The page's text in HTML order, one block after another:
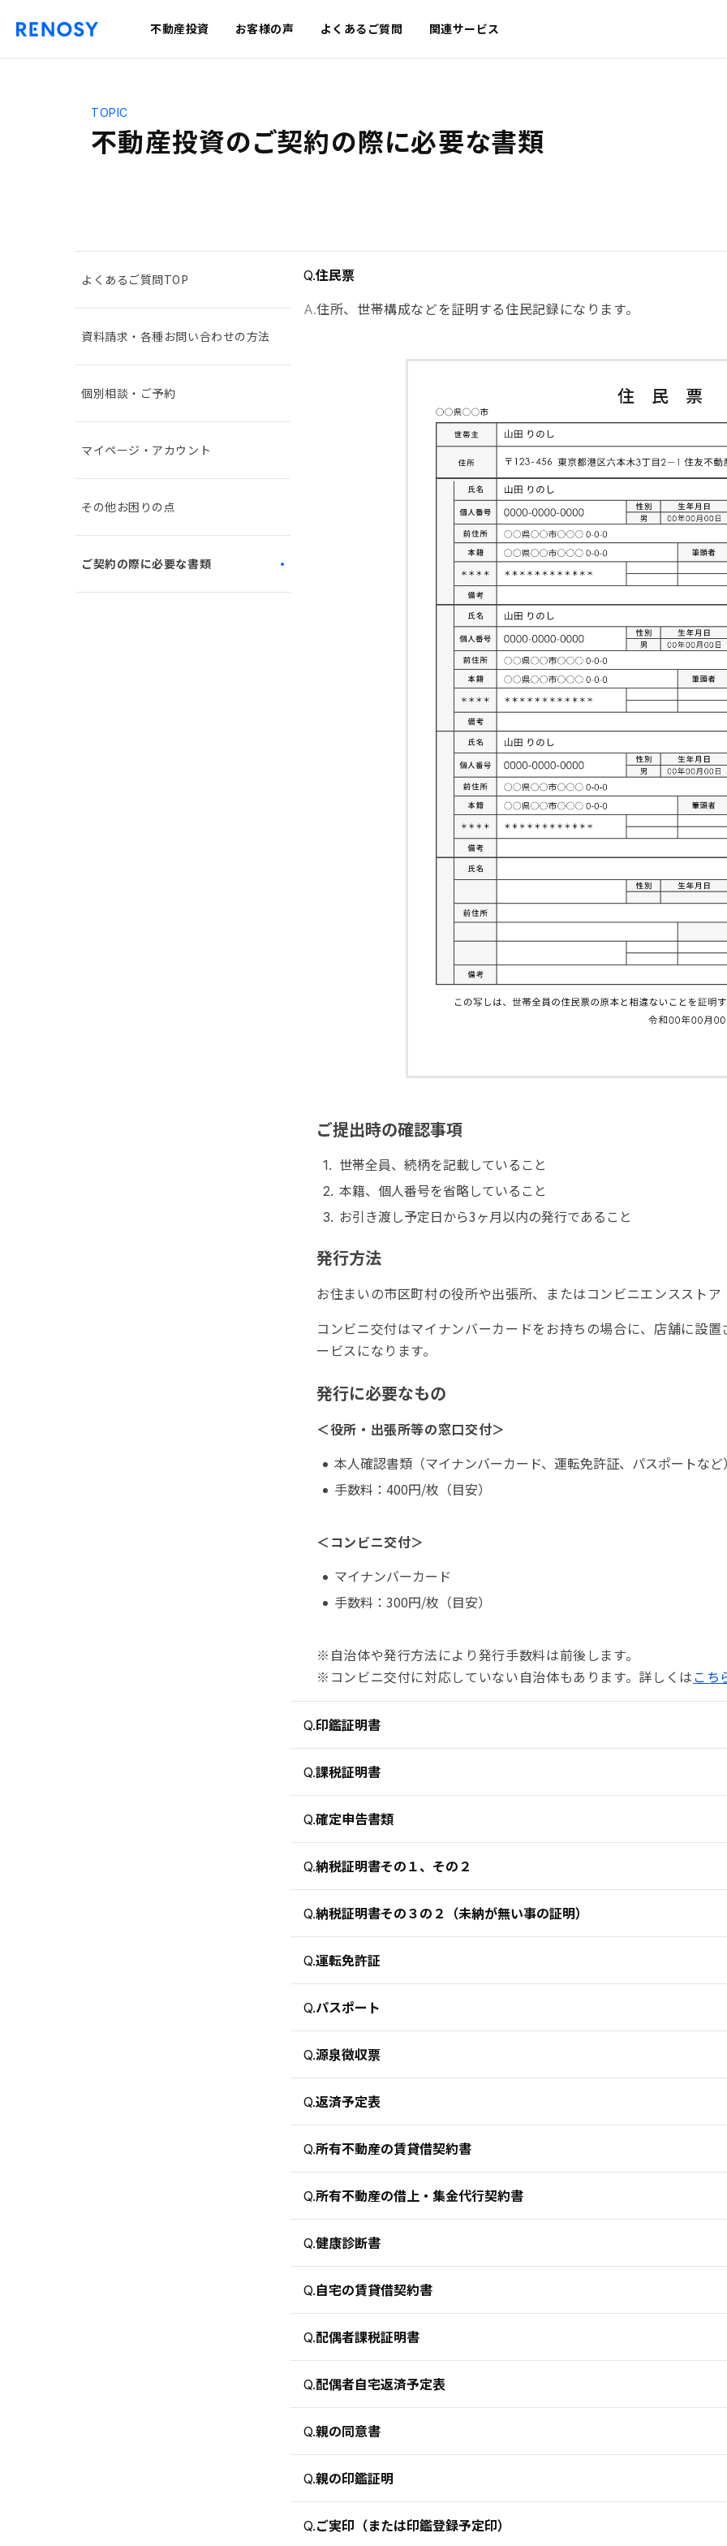
不動産投資 お客様の声 よくあるご質問 関連サービス
不動産投資のご契約の際に必要な書類
TOPIC
よくあるご質問TOP
資料請求・各種お問い合わせの方法
個別相談・ご予約
マイページ・アカウント
その他お困りの点
ご契約の際に必要な書類
Q.住民票
A.住所、世帯構成などを証明する住民記録になります。
ご提出時の確認事項
世帯全員、続柄を記載していること
本籍、個人番号を省略していること
お引き渡し予定日から3ヶ月以内の発行であること
発行方法
お住まいの市区町村の役所や出張所、またはコンビニエンスストア
コンビニ交付はマイナンバーカードをお持ちの場合に、店舗に設
ービスになります。
発行に必要なもの
＜役所・出張所等の窓口交付＞
本人確認書類（マイナンバーカード、運転免許証、パスポートなど）
手数料：400円/枚（目安）
＜コンビニ交付＞
マイナンバーカード
手数料：300円/枚（目安）
※自治体や発行方法により発行手数料は前後します。
※コンビニ交付に対応していない自治体もあります。詳しくはこち
Q.印鑑証明書
Q.課税証明書
Q.確定申告書類
Q.納税証明書その１、その２
Q.納税証明書その３の２（未納が無い事の証明）
Q.運転免許証
Q.パスポート
Q.源泉徴収票
Q.返済予定表
Q.所有不動産の賃貸借契約書
Q.所有不動産の借上・集金代行契約書
Q.健康診断書
Q.自宅の賃貸借契約書
Q.配偶者課税証明書
Q.配偶者自宅返済予定表
Q.親の同意書
Q.親の印鑑証明
Q.ご実印（または印鑑登録予定印）